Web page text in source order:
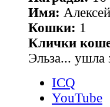
Имя: Алексей
Кошки: 1
Клички
Эльза... ушла
ICQ
YouTube